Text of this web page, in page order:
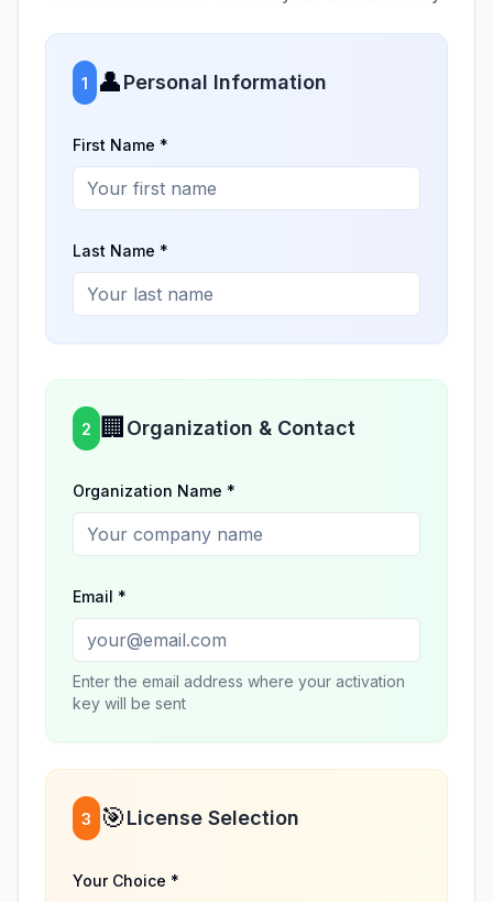
1 👤Personal Information
First Name *
Last Name *
2 🏢 Organization & Contact
Organization Name *
Email *
Enter the email address where your activation
key will be sent
3 🎯License Selection
Your Choice *